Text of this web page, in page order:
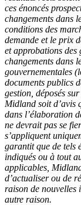
ces énoncés
changements dans
conditions des
demande et le prix
et approbations des
changements dans
gouvernementales
documents publics
gestion, déposés
Midland soit d’avis
dans l’élaboration
ne devrait pas se
s’appliquent
garantit que de tels
indiqués ou à tout
applicables,
d’actualiser ou de
raison de nouvelles
autre raison.